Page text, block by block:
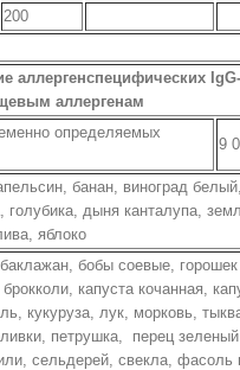
200
аллергенам
определяемых
9
банан, виноград
голубика, дыня канталупа,
яблоко
бобы соевые, горошек
капуста кочанная,
кукуруза, лук, морковь,
петрушка, перец
сельдерей, свекла, фасоль